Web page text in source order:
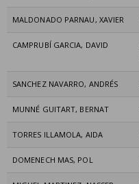
MALDONADO PARNAU, XAVIER
CAMPRUBÍ GARCIA, DAVID
SANCHEZ NAVARRO, ANDRÉS
MUNNÉ GUITART, BERNAT
TORRES ILLAMOLA, AIDA
DOMENECH MAS, POL